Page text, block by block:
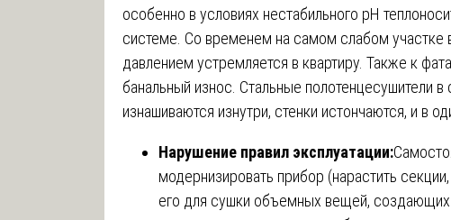
особенно в условиях нестабильного pH
системе. Со временем на самом слабом участке
давлением устремляется в квартиру. Также к
банальный износ. Стальные полотенцесушители
изнашиваются изнутри, стенки истончаются, и
Нарушение правил эксплуатации:
модернизировать прибор (нарастить
его для сушки объемных вещей,